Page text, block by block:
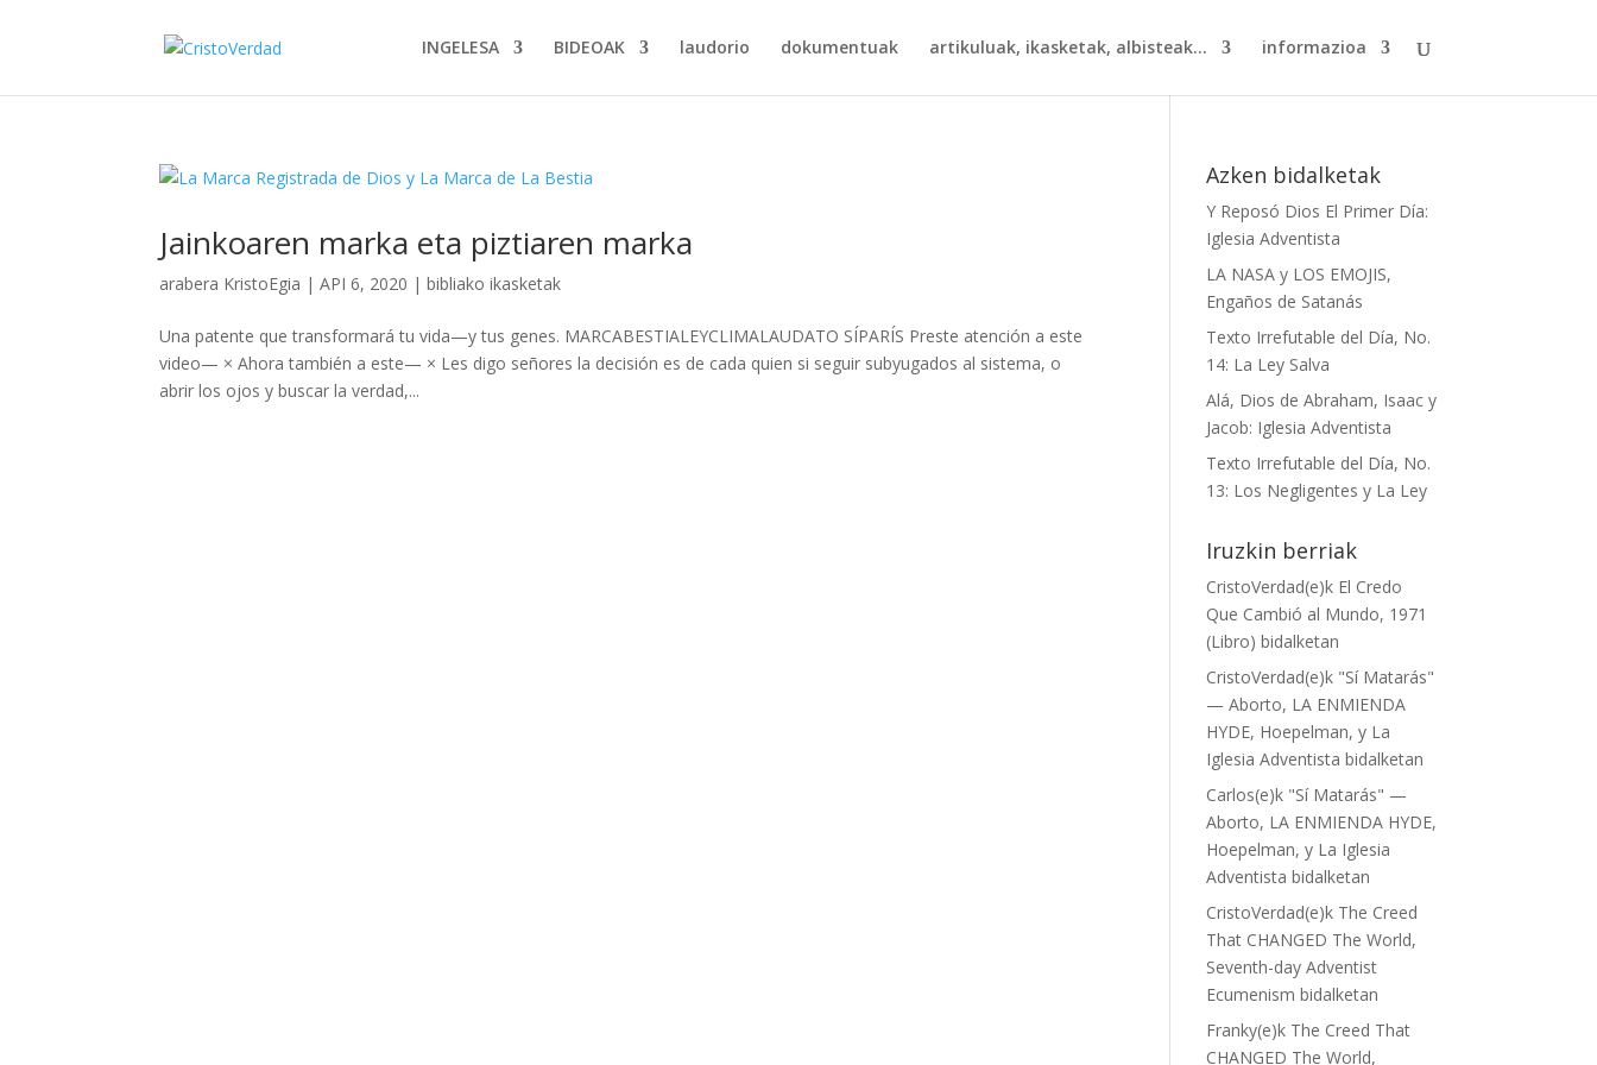
INGELESA BIDEOAK laudorio dokumentuak artikuluak, ikasketak, albisteak... informazioa
Jainkoaren marka eta piztiaren marka
arabera KristoEgia |API 6, 2020 |bibliako ikasketak
Una patente que transformará tu vida—y tus genes. MARCABESTIALEYCLIMALAUDATO SÍPARÍS Preste atención a este
video— × Ahora también a este— × Les digo señores la decisión es de cada quien si seguir subyugados al sistema, o
abrir los ojos y buscar la verdad,...
Azken bidalketak
Y Reposó Dios El Primer Día:
Iglesia Adventista
LA NASA y LOS EMOJIS,
Engaños de Satanás
Texto Irrefutable del Día, No.
14: La Ley Salva
Alá, Dios de Abraham, Isaac y
Jacob: Iglesia Adventista
Texto Irrefutable del Día, No.
13: Los Negligentes y La Ley
Iruzkin berriak
CristoVerdad(e)k El Credo
Que Cambió al Mundo, 1971
(Libro) bidalketan
CristoVerdad(e)k "Sí Matarás"
— Aborto, LA ENMIENDA
HYDE, Hoepelman, y La
Iglesia Adventista bidalketan
Carlos(e)k "Sí Matarás" —
Aborto, LA ENMIENDA HYDE,
Hoepelman, y La Iglesia
Adventista bidalketan
CristoVerdad(e)k The Creed
That CHANGED The World,
Seventh-day Adventist
Ecumenism bidalketan
Franky(e)k The Creed That
CHANGED The World,